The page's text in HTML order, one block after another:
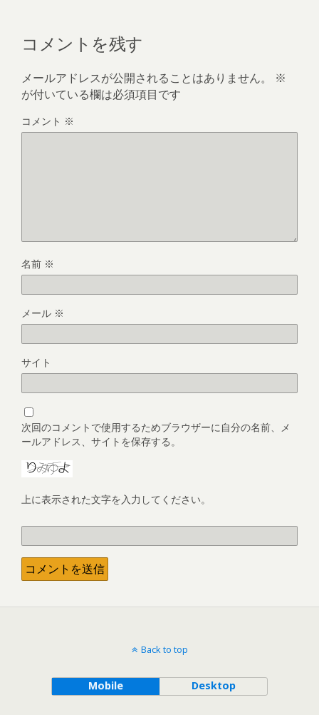
コメントを残す
メールアドレスが公開されることはありません。
※
が付いている欄は必須項目です
コメント ※
名前 ※
メール ※
サイト
次回のコメントで使用するためブラウザーに自分の名前、メ
ールアドレス、サイトを保存する。
上に表示された文字を入力してください。
Back to top
Mobile Desktop